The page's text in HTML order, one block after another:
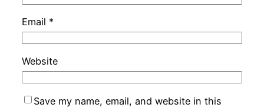
Email *
Website
Save my name, email, and website in this